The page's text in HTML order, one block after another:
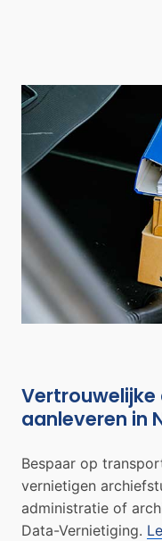
aanleveren in
Bespaar op
vernietigen
administratie of
Data-Vernietiging.